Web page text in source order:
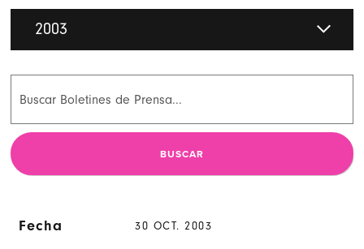
2003
Fecha 30 OCT. 2003